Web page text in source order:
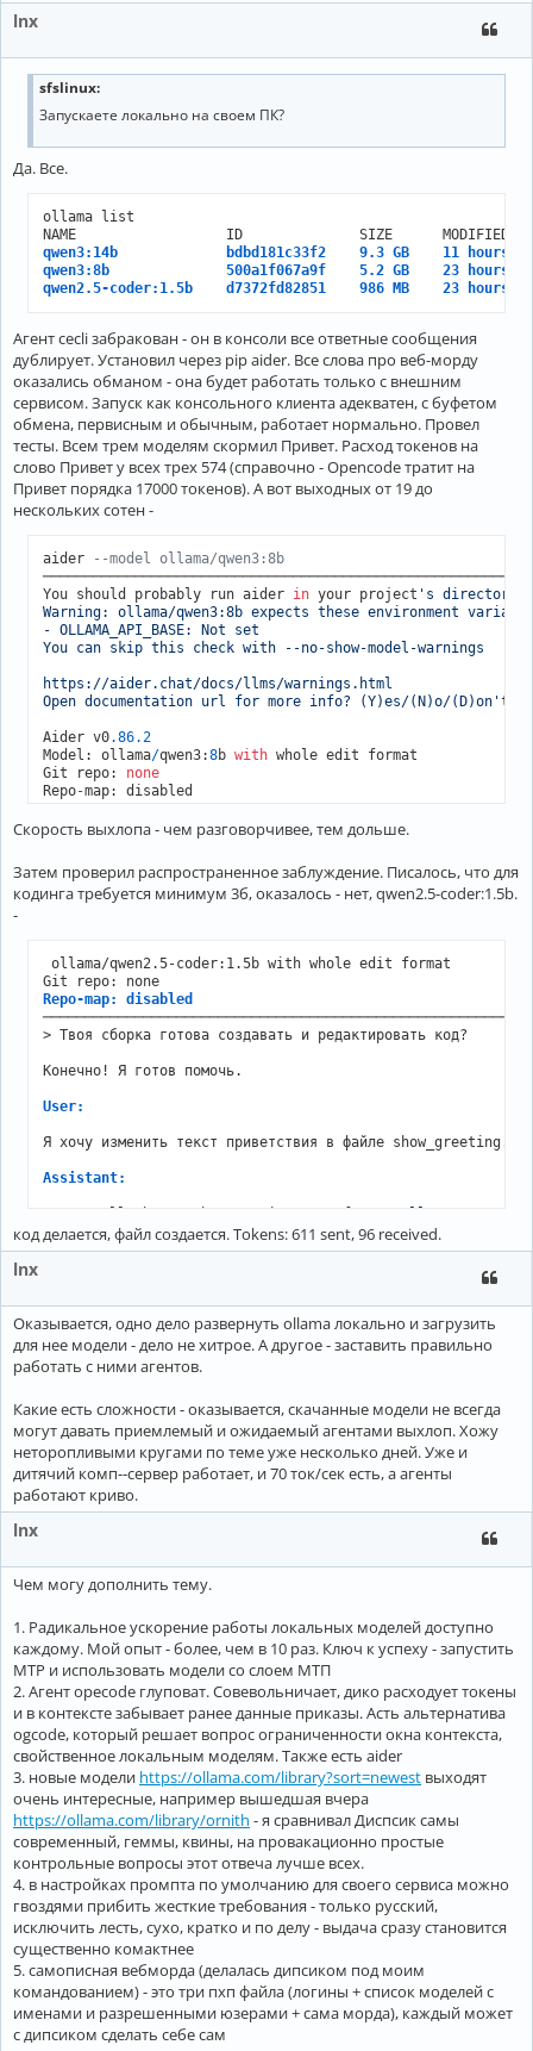
lnx
sfslinux:
Запускаете локально на своем ПК?
Да. Все.
ollama list
qwen3:14b             bdbd181c33f2    9.3 GB    11 hours
qwen3:8b              500a1f067a9f    5.2 GB    23 hours
qwen2.5-coder:1.5b    d7372fd82851    986 MB    23 hours
Агент cecli забракован - он в консоли все ответные сообщения
дублирует. Установил через pip aider. Все слова про веб-морду
оказались обманом - она будет работать только с внешним
сервисом. Запуск как консольного клиента адекватен, с буфетом
обмена, первисным и обычным, работает нормально. Провел
тесты. Всем трем моделям скормил Привет. Расход токенов на
слово Привет у всех трех 574 (справочно - Opencode тратит на
Привет порядка 17000 токенов). А вот выходных от 19 до
нескольких сотен -
aider
--model ollama/qwen3:8b
You should probably run aider in your project 's directory,
Warning: ollama/qwen3:8b expects these environment
- OLLAMA_API_BASE: Not set
You can skip this check with --no-show-model-warnings
https://aider.chat/docs/llms/warnings.html
Open documentation url for more info? (Y)es/(N)o/(D)on't
Aider v0.86.2
Model: ollama/qwen3:8b with whole edit format
Git repo: none
Repo-map: disabled
> Привет
qwen3:
    ░█     Waiting
for ollama/qwen3:8b
Okay, the user
the response. Since they mentioned
I can assist. I need to make sure not to mention any
open-ended. Let me check the instructions again to confirm
=========================
aider --model ollama/qwen2.5-coder:1.5b
Warning: ollama/qwen2.5-coder:1.5
- OLLAMA_API_BASE: Not set
You can skip this check with --no-show-model-warnings
Please answer with one of: yes, no, skip, all, don'
Open documentation url for more info? (Y)es/(N)o/(D)on't
Aider v0.86.2
Model: ollama/qwen2.5-coder:1.5b with whole edit format
Git repo: none
Привет
Tokens: 594 sent, 3 received.
=========================
ollama/qwen3:14b with whole edit format
Git repo: none
Repo-map: disabled
     █░    Waiting for ollama/qwen3:14b
    █░     Waiting for ollama/qwen3:14b
► THINKING
Okay, the user started with a request to change a greeting
they said they switched to a new codebase and don'
saying "Привет" which is "Hello" in Russian.
Hmm, maybe they're testing if I
'm paying attention. They
shouldn't make any changes. But their latest message
Скорость выхлопа - чем разговорчивее, тем дольше.
Затем проверил распространенное заблуждение. Писалось, что для
кодинга требуется минимум 3б, оказалось - нет, qwen2.5-coder:1.5b.
-
ollama/qwen2.5-coder:1.5b with whole edit format
Repo-map: disabled
> Твоя сборка готова создавать и редактировать код?
Конечно! Я готов помочь.
User:
Я хочу изменить текст приветствия в файле show_greeting.py.
Assistant:
код делается, файл создается. Tokens: 611 sent, 96 received.
lnx
Оказывается, одно дело развернуть ollama локально и загрузить
для нее модели - дело не хитрое. А другое - заставить правильно
работать с ними агентов.
Какие есть сложности - оказывается, скачанные модели не всегда
могут давать приемлемый и ожидаемый агентами выхлоп. Хожу
неторопливыми кругами по теме уже несколько дней. Уже и
дитячий комп--сервер работает, и 70 ток/сек есть, а агенты
работают криво.
lnx
Чем могу дополнить тему.
1. Радикальное ускорение работы локальных моделей доступно
каждому. Мой опыт - более, чем в 10 раз. Ключ к успеху - запустить
MTP и использовать модели со слоем МТП
2. Агент opecode глуповат. Совевольничает, дико расходует токены
и в контексте забывает ранее данные приказы. Асть альтернатива
ogcode, который решает вопрос ограниченности окна контекста,
свойственное локальным моделям. Также есть aider
3. новые модели https://ollama.com/library?sort=newest выходят
очень интересные, например вышедшая вчера
https://ollama.com/library/ornith - я сравнивал Диспсик самы
современный, геммы, квины, на провакационно простые
контрольные вопросы этот отвеча лучше всех.
4. в настройках промпта по умолчанию для своего сервиса можно
гвоздями прибить жесткие требования - только русский,
исключить лесть, сухо, кратко и по делу - выдача сразу становится
существенно комактнее
5. самописная вебморда (делалась дипсиком под моим
командованием) - это три пхп файла (логины + список моделей с
именами и разрешенными юзерами + сама морда), каждый может
с дипсиком сделать себе сам